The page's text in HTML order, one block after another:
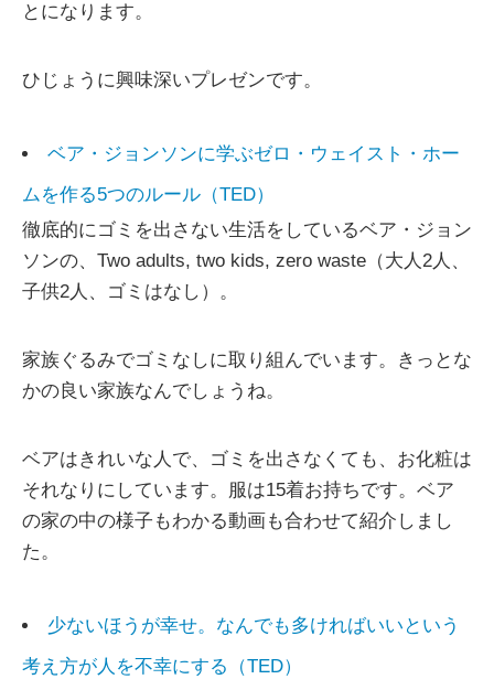
とになります。
ひじょうに興味深いプレゼンです。
ベア・ジョンソンに学ぶゼロ・ウェイスト・ホー
ムを作る5つのルール（TED）
徹底的にゴミを出さない生活をしているベア・ジョン
ソンの、Two adults, two kids, zero waste（大人2人、
子供2人、ゴミはなし）。
家族ぐるみでゴミなしに取り組んでいます。きっとな
かの良い家族なんでしょうね。
ベアはきれいな人で、ゴミを出さなくても、お化粧は
それなりにしています。服は15着お持ちです。ベア
の家の中の様子もわかる動画も合わせて紹介しまし
た。
少ないほうが幸せ。なんでも多ければいいという
考え方が人を不幸にする（TED）